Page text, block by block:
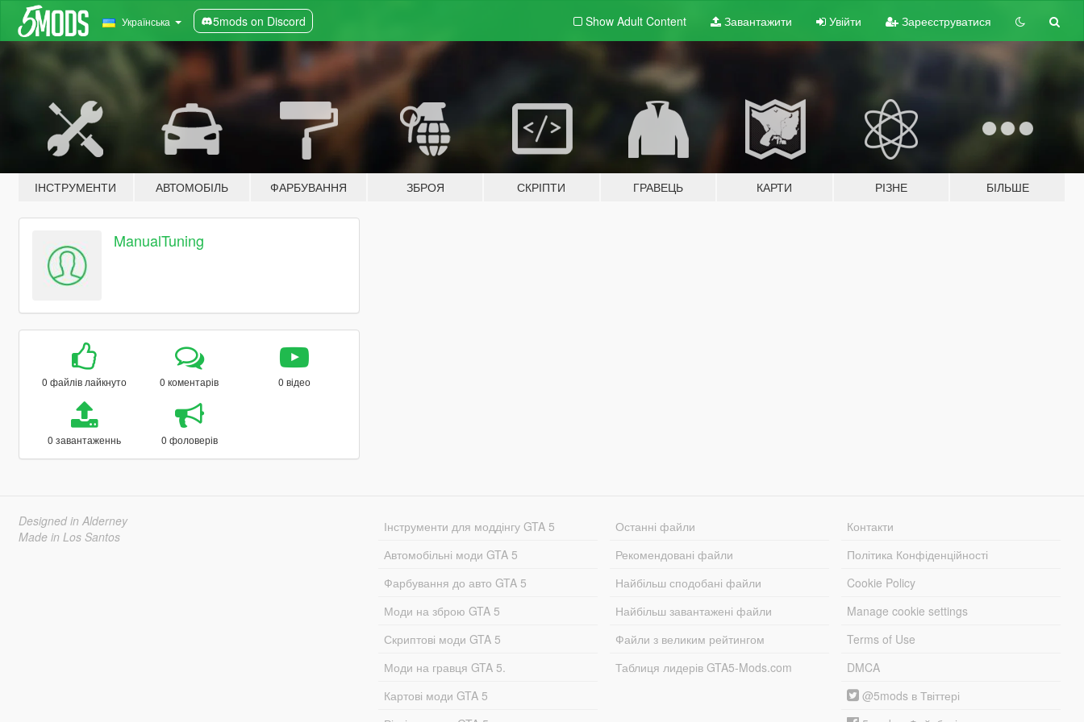
Українська 5mods on Discord Show Adult Content Завантажити Увійти Зареєструватися
ІНСТРУМЕНТИ АВТОМОБІЛЬ ФАРБУВАННЯ ЗБРОЯ СКРІПТИ ГРАВЕЦЬ КАРТИ РІЗНЕ БІЛЬШЕ
ManualTuning
0 файлів лайкнуто 0 коментарів 0 відео
0 завантаженнь 0 фоловерів
Designed in Alderney
Made in Los Santos
Інструменти для моддінгу GTA 5
Автомобільні моди GTA 5
Фарбування до авто GTA 5
Моди на зброю GTA 5
Скриптові моди GTA 5
Моди на гравця GTA 5.
Картові моди GTA 5
Останні файли
Рекомендовані файли
Найбільш сподобані файли
Найбільш завантажені файли
Файли з великим рейтингом
Таблиця лидерів GTA5-Mods.com
Контакти
Політика Конфіденційності
Cookie Policy
Manage cookie settings
Terms of Use
DMCA
@5mods в Твіттері